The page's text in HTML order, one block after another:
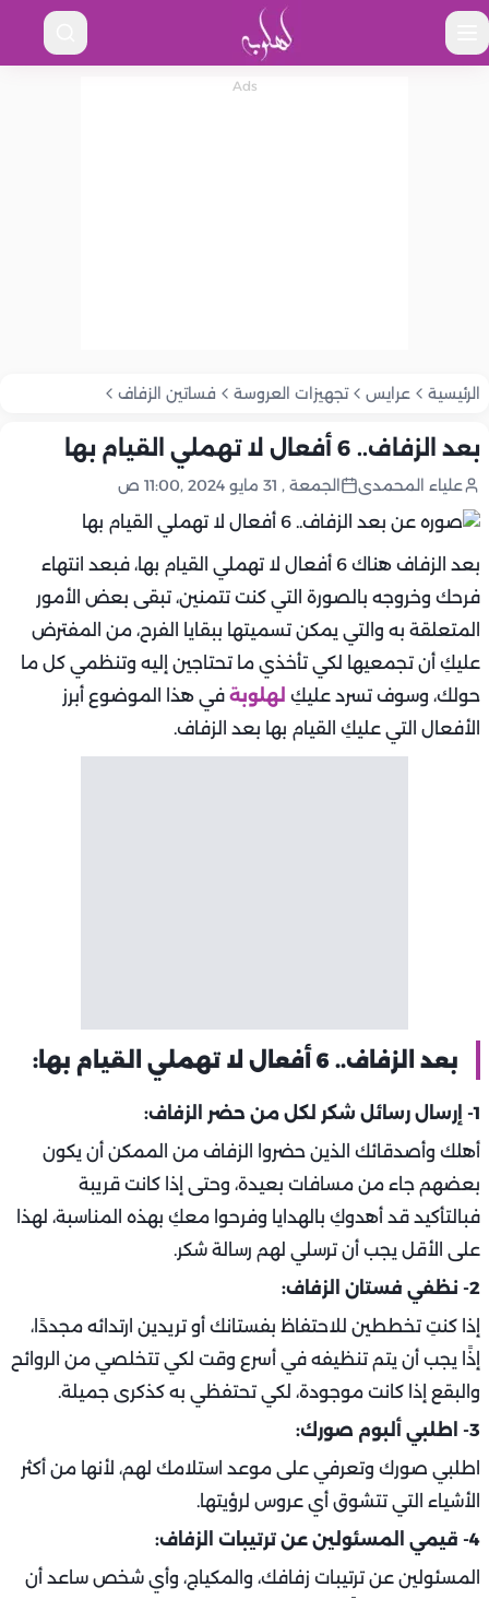
الرئيسية عرايس تجهيزات العروسة فساتين الزفاف
بعد الزفاف.. 6 أفعال لا تهملي القيام بها
علياء المحمدى الجمعة , 31 مايو 2024 ,11:00 ص
بعد الزفاف هناك 6 أفعال لا تهملي القيام بها، فبعد انتهاء
فرحك وخروجه بالصورة التي كنت تتمنين، تبقى بعض الأمور
المتعلقة به والتي يمكن تسميتها ببقايا الفرح، من المفترض
عليكِ أن تجمعيها لكي تأخذي ما تحتاجين إليه وتنظمي كل ما
حولك، وسوف تسرد عليكِ لهلوبة في هذا الموضوع أبرز
الأفعال التي عليكِ القيام بها بعد الزفاف.
بعد الزفاف.. 6 أفعال لا تهملي القيام بها:
1- إرسال رسائل شكر لكل من حضر الزفاف:
أهلك وأصدقائك الذين حضروا الزفاف من الممكن أن يكون
بعضهم جاء من مسافات بعيدة، وحتى إذا كانت قريبة
فبالتأكيد قد أهدوكِ بالهدايا وفرحوا معكِ بهذه المناسبة، لهذا
على الأقل يجب أن ترسلي لهم رسالة شكر.
2- نظفي فستان الزفاف:
إذا كنتِ تخططين للاحتفاظ بفستانك أو تريدين ارتدائه مجددًا،
إذًا يجب أن يتم تنظيفه في أسرع وقت لكي تتخلصي من الروائح
والبقع إذا كانت موجودة، لكي تحتفظي به كذكرى جميلة.
3- اطلبي ألبوم صورك:
اطلبي صورك وتعرفي على موعد استلامك لهم، لأنها من أكثر
الأشياء التي تتشوق أي عروس لرؤيتها.
4- قيمي المسئولين عن ترتيبات الزفاف:
المسئولين عن ترتيبات زفافك، والمكياج، وأي شخص ساعد أن